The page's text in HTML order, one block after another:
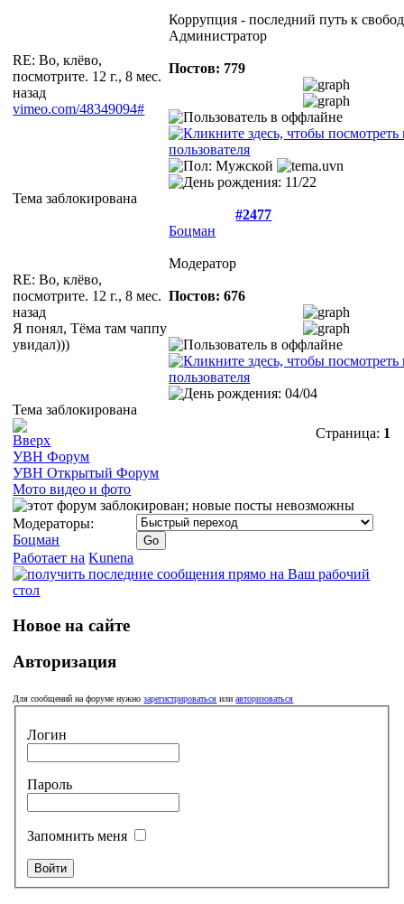
RE: Во, клёво,
посмотрите. 12 г., 8 мес.
назад
vimeo.com/48349094#
Коррупция - последний путь к
Администратор
Постов: 779
Тема заблокирована
#2477
RE: Во, клёво,
посмотрите. 12 г., 8 мес.
назад
Я понял, Тёма там чаппу
увидал)))
Боцман
Модератор
Постов: 676
Тема заблокирована
Страница: 1
УВН Форум
УВН Открытый Форум
Мото видео и фото
Модераторы:
Боцман
Работает на Kunena
Новое на сайте
Авторизация
Для сообщений на форуме нужнозарегистрироваться илиавторизоваться
Логин
Пароль
Запомнить меня